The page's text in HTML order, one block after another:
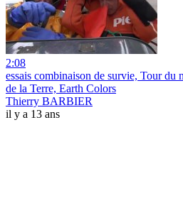
2:08
essais combinaison de survie, Tour
de la Terre, Earth Colors
Thierry BARBIER
il y a 13 ans